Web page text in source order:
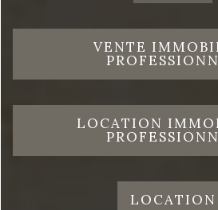
VENTE
LOCATION
LOCATION